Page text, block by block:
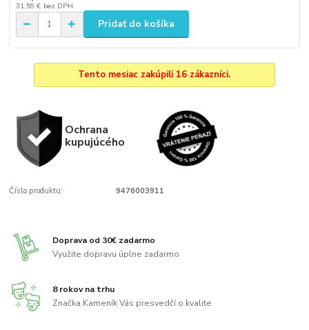
31,59 € bez DPH
Pridať do košíka
Tento mesiac zakúpili 16 zákazníci.
Ochrana
kupujúcého
Číslo produktu: 9476003911
Doprava od 30€ zadarmo
Využite dopravu úplne zadarmo
8 rokov na trhu
Značka Kameník Vás presvedčí o kvalite